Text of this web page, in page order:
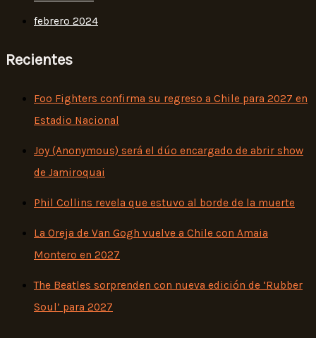
febrero 2024
Recientes
Foo Fighters confirma su regreso a Chile para 2027 en
Estadio Nacional
Joy (Anonymous) será el dúo encargado de abrir show
de Jamiroquai
Phil Collins revela que estuvo al borde de la muerte
La Oreja de Van Gogh vuelve a Chile con Amaia
Montero en 2027
The Beatles sorprenden con nueva edición de ‘Rubber
Soul’ para 2027